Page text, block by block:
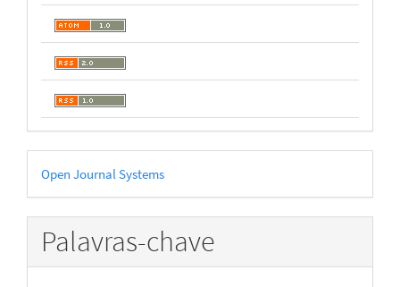
Desenvolvido
por
Open Journal Systems
Palavras-chave